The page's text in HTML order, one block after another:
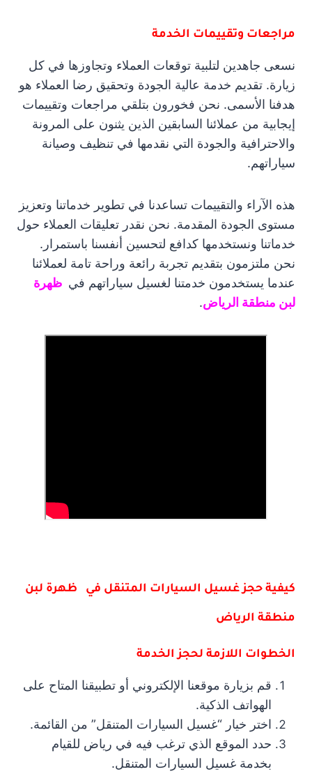
مراجعات وتقييمات الخدمة
نسعى جاهدين لتلبية توقعات العملاء وتجاوزها في كل
زيارة. تقديم خدمة عالية الجودة وتحقيق رضا العملاء هو
هدفنا الأسمى. نحن فخورون بتلقي مراجعات وتقييمات
إيجابية من عملائنا السابقين الذين يثنون على المرونة
والاحترافية والجودة التي نقدمها في تنظيف وصيانة
سياراتهم.
هذه الآراء والتقييمات تساعدنا في تطوير خدماتنا وتعزيز
مستوى الجودة المقدمة. نحن نقدر تعليقات العملاء حول
خدماتنا ونستخدمها كدافع لتحسين أنفسنا باستمرار.
نحن ملتزمون بتقديم تجربة رائعة وراحة تامة لعملائنا
عندما يستخدمون خدمتنا لغسيل سياراتهم في ظهرة
لبن منطقة الرياض.
كيفية حجز غسيل السيارات المتنقل في ظهرة لبن
منطقة الرياض
الخطوات اللازمة لحجز الخدمة
قم بزيارة موقعنا الإلكتروني أو تطبيقنا المتاح على
الهواتف الذكية.
اختر خيار “غسيل السيارات المتنقل” من القائمة.
حدد الموقع الذي ترغب فيه في رياض للقيام
بخدمة غسيل السيارات المتنقل.